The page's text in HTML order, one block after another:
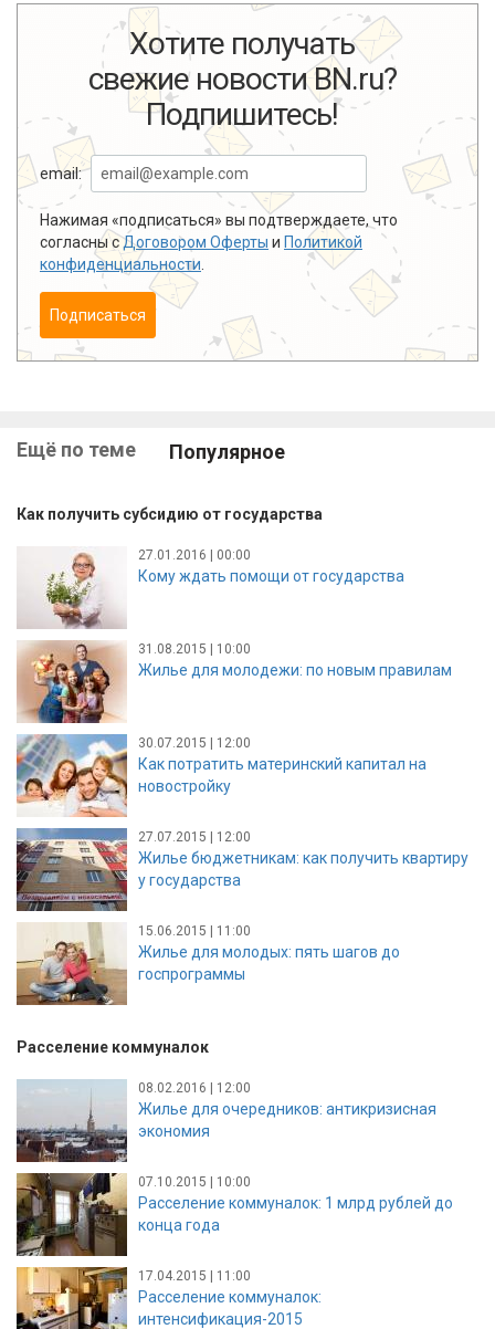
Хотите получать
свежие новости BN.ru?
Подпишитесь!
email:
Нажимая «подписаться» вы подтверждаете, что
согласны сДоговором Оферты и Политикой
конфиденциальности
Подписаться
Ещё по теме Популярное
Как получить субсидию от государства
27.01.2016 | 00:00
Кому ждать помощи от государства
31.08.2015 | 10:00
Жилье для молодежи: по новым правилам
30.07.2015 | 12:00
Как потратить материнский капитал на
новостройку
27.07.2015 | 12:00
Жилье бюджетникам: как получить квартиру
у государства
15.06.2015 | 11:00
Жилье для молодых: пять шагов до
госпрограммы
Расселение коммуналок
08.02.2016 | 12:00
Жилье для очередников: антикризисная
экономия
07.10.2015 | 10:00
Расселение коммуналок: 1 млрд рублей до
конца года
17.04.2015 | 11:00
Расселение коммуналок:
интенсификация-2015